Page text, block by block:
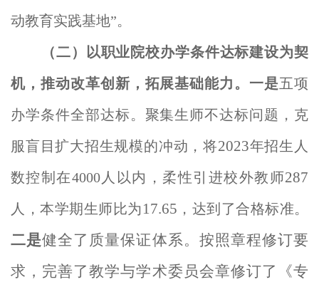
动教育实践基地”。
（二）以职业院校办学条件达标建设为契
机，推动改革创新，拓展基础能力。 一是五项
办学条件全部达标。聚集生师不达标问题，克
服盲目扩大招生规模的冲动，将2023年招生人
数控制在4000人以内，柔性引进校外教师287
人，本学期生师比为 17.65 ，达到了合格标准。
二是健全了质量保证体系。按照章程修订要
求，完善了教学与学术委员会章修订了《专